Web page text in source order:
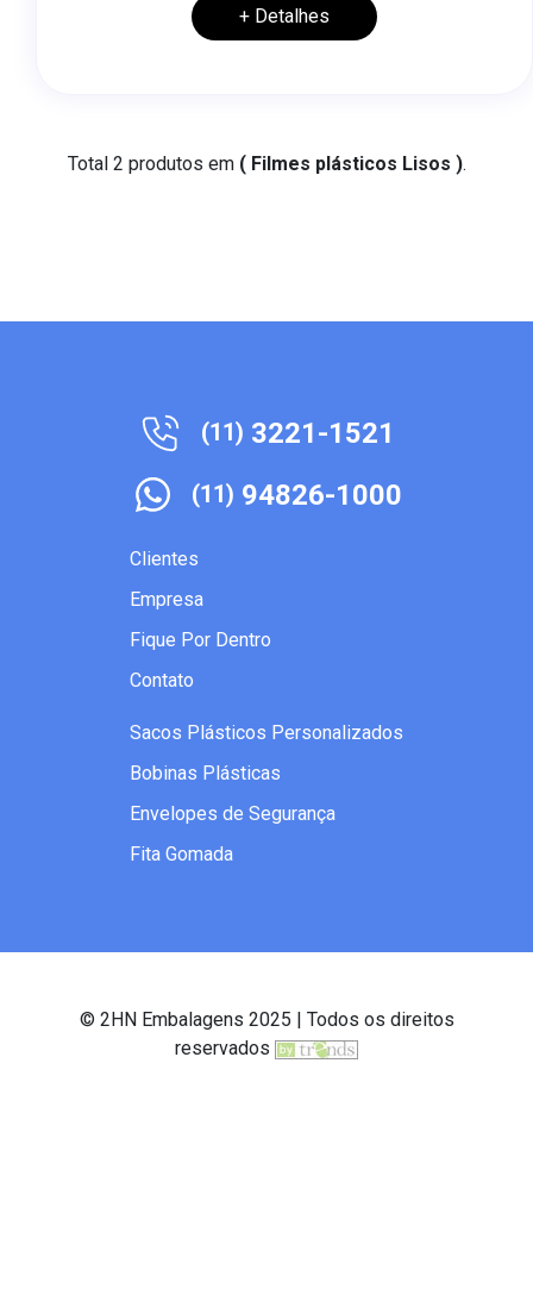
+ Detalhes
Total 2 produtos em ( Filmes plásticos Lisos ).
(11) 3221-1521
(11) 94826-1000
Clientes
Empresa
Fique Por Dentro
Contato
Sacos Plásticos Personalizados
Bobinas Plásticas
Envelopes de Segurança
Fita Gomada
© 2HN Embalagens 2025 | Todos os direitos
reservados